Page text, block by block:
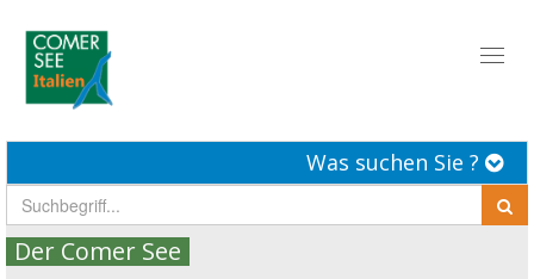
Was suchen Sie ?
Der Comer See